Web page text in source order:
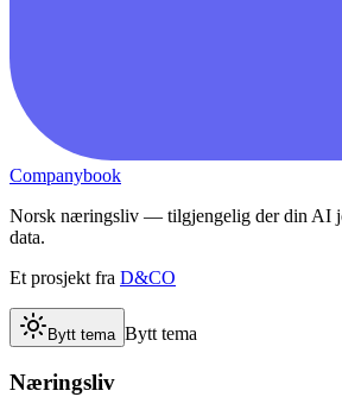
Companybook
Norsk næringsliv — tilgjengelig der din AI
data.
Et prosjekt fra D&CO
Bytt tema Bytt tema
Næringsliv